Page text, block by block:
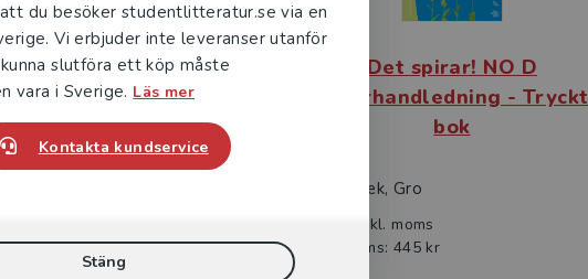
du besöker studentlitteratur.se via en
Vi erbjuder inte leveranser utanför
slutföra ett köp måste
vara i Sverige. Läs mer
Kontakta kundservice
Stäng
Det spirar! NO C
- Tryckt
bok
445 kr
Det spirar! NO D
Lärarhandledning - Tryckt
bok
Wollebæk, Gro
inkl. moms
Exkl. moms: 445 kr